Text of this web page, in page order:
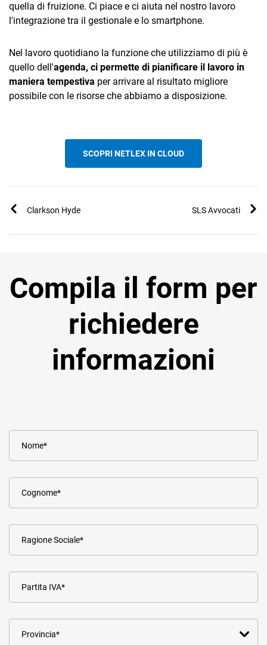
quella di fruizione. Ci piace e ci aiuta nel nostro lavoro
l'integrazione tra il gestionale e lo smartphone.
Nel lavoro quotidiano la funzione che utilizziamo di più è
quello dell'agenda, ci permette di pianificare il lavoro in
maniera tempestiva per arrivare al risultato migliore
possibile con le risorse che abbiamo a disposizione.
SCOPRI NETLEX IN CLOUD
Clarkson Hyde SLS Avvocati
Compila il form per
richiedere
informazioni